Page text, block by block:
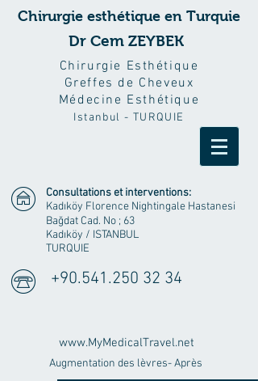
Chirurgie esthétique en Turquie
Dr Cem ZEYBEK
Chirurgie Esthétique
Greffes de Cheveux
Médecine Esthétique
Istanbul - TURQUIE
Consultations et interventions:
Kadıköy Florence Nightingale Hastanesi
Bağdat Cad. No ; 63
Kadıköy / ISTANBUL
TURQUIE
+90.541.250 32 34
www.MyMedicalTravel.net
Augmentation des lèvres- Après